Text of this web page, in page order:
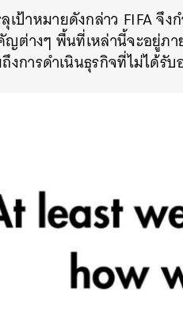
เป้าหมายดังกล่าว FIFA จึ
ต่างๆ พื้นที่เหล่านี้จะอยู่ภ
งการดำเนินธุรกิจที่ไม่ได้